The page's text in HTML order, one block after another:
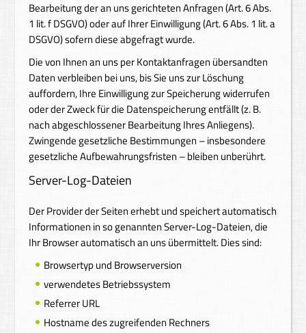
Bearbeitung der an uns gerichteten Anfragen (Art. 6 Abs.
1 lit. f DSGVO) oder auf Ihrer Einwilligung (Art. 6 Abs. 1 lit. a
DSGVO) sofern diese abgefragt wurde.
Die von Ihnen an uns per Kontaktanfragen übersandten
Daten verbleiben bei uns, bis Sie uns zur Löschung
auffordern, Ihre Einwilligung zur Speicherung widerrufen
oder der Zweck für die Datenspeicherung entfällt (z. B.
nach abgeschlossener Bearbeitung Ihres Anliegens).
Zwingende gesetzliche Bestimmungen – insbesondere
gesetzliche Aufbewahrungsfristen – bleiben unberührt.
Server-Log-Dateien
Der Provider der Seiten erhebt und speichert automatisch
Informationen in so genannten Server-Log-Dateien, die
Ihr Browser automatisch an uns übermittelt. Dies sind:
Browsertyp und Browserversion
verwendetes Betriebssystem
Referrer URL
Hostname des zugreifenden Rechners